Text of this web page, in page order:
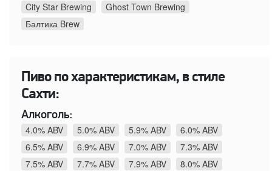
City Star Brewing
Ghost Town Brewing
Балтика Brew
Пиво по характеристикам, в стиле
Сахти:
Алкоголь:
4.0% ABV
5.0% ABV 5.9% ABV
6.0% ABV
6.5% ABV
6.9% ABV 7.0% ABV
7.3% ABV
7.5% ABV
7.7% ABV 7.9% ABV
8.0% ABV